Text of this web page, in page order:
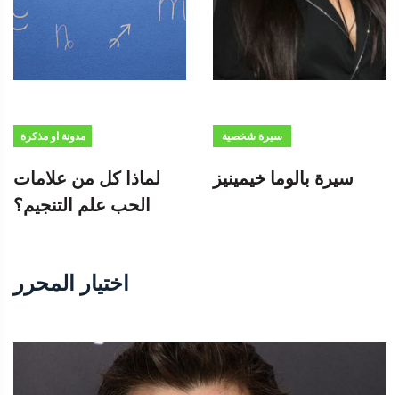
مدونة او مذكرة
لماذا كل من علامات
الحب علم التنجيم؟
سيرة شخصية
سيرة بالوما خيمينيز
اختيار المحرر